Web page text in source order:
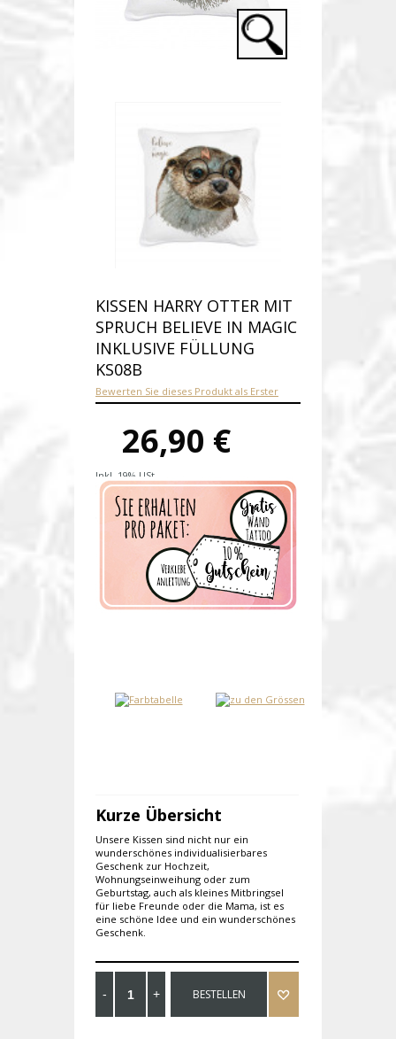
KISSEN HARRY OTTER MIT
SPRUCH BELIEVE IN MAGIC
INKLUSIVE FÜLLUNG
KS08B
Bewerten Sie dieses Produkt als Erster
26,90 €
Inkl. 19% USt.
Versandkosten
Produktnummer:ks08b-E
Verfügbarkeit:Auf Lager
Lieferzeit: 1-2 Werktage
Kurze Übersicht
Unsere Kissen sind nicht nur ein
wunderschönes individualisierbares
Geschenk zur Hochzeit,
Wohnungseinweihung oder zum
Geburtstag, auch als kleines Mitbringsel
für liebe Freunde oder die Mama, ist es
eine schöne Idee und ein wunderschönes
Geschenk.
BESTELLEN